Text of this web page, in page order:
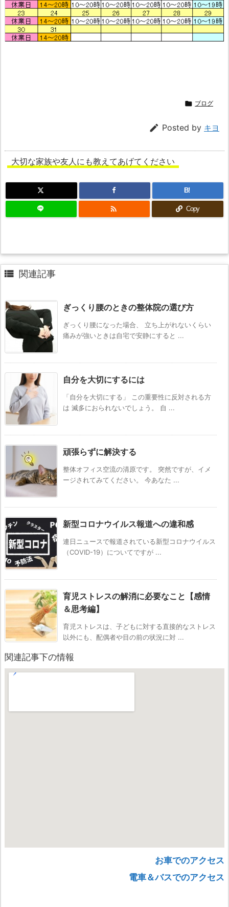
 ブログ
 Posted by キヨ
大切な家族や友人にも教えてあげてください
B!
 Copy
 関連記事
ぎっくり腰のときの整体院の選び方
ぎっくり腰になった場合、 立ち上がれないくらい
痛みが強いときは自宅で安静にすると ...
自分を大切にするには
「自分を大切にする」 この重要性に反対される方
は 滅多におられないでしょう。 自 ...
頑張らずに解決する
整体オフィス空流の清原です。 突然ですが、イメ
ージされてみてください。 今あなた ...
新型コロナウイルス報道への違和感
連日ニュースで報道されている新型コロナウイルス
（COVID-19）についてですが ...
育児ストレスの解消に必要なこと【感情
＆思考編】
育児ストレスは、子どもに対する直接的なストレス
以外にも、配偶者や目の前の状況に対 ...
関連記事下の情報
お車でのアクセス
電車＆バスでのアクセス